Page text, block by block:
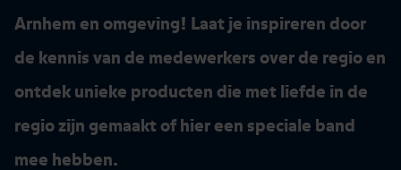
Arnhem en omgeving! Laat je inspireren door
de kennis van de medewerkers over de regio en
ontdek unieke producten die met liefde in de
regio zijn gemaakt of hier een speciale band
mee hebben.